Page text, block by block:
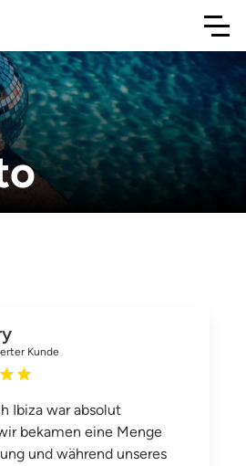
Kunde
Ibiza war absolut
bekamen eine Menge
und während unseres